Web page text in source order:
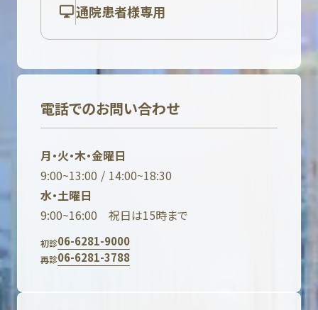
通院患者様専用
電話でのお問い合わせ
月・火・木・金曜日
9:00~13:00 / 14:00~18:30
水・土曜日
9:00~16:00 祝日は15時まで
初診06-6281-9000
再診06-6281-3788